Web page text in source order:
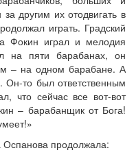
другим их отодвигать в
играть. Градский
Фокин играл и мелодия
на пяти барабанах, он
– на одном барабане. А
Он-то был ответственным
что сейчас все вот-вот
– барабанщик от Бога!
продолжала: